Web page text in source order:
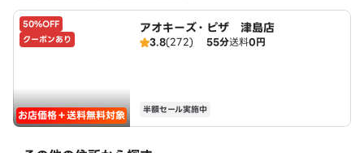
50%OFF
クーポンあり
お店価格＋送料無料対象
アオキーズ・ピザ 津島店
3.8(272) 55分送料0円
半額セール実施中